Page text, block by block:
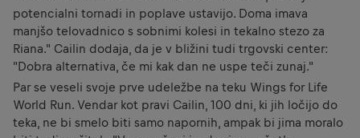
potencialni tornadi in poplave ustavijo. Doma imava
manjšo telovadnico s sobnimi kolesi in tekalno stezo za
Riana." Cailin dodaja, da je v bližini tudi trgovski center:
"Dobra alternativa, če mi kak dan ne uspe teči zunaj."
Par se veseli svoje prve udeležbe na teku Wings for Life
World Run. Vendar kot pravi Cailin, 100 dni, ki jih ločijo do
teka, ne bi smelo biti samo napornih, ampak bi jima moralo